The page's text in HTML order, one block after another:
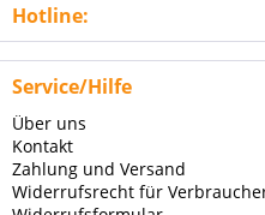
Hotline:
Service/Hilfe
Über uns
Kontakt
Zahlung und Versand
Widerrufsrecht für